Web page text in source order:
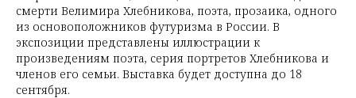
смерти Велимира Хлебникова, поэта, прозаика, одного
из основоположников футуризма в России. В
экспозиции представлены иллюстрации к
произведениям поэта, серия портретов Хлебникова и
членов его семьи. Выставка будет доступна до 18
сентября.